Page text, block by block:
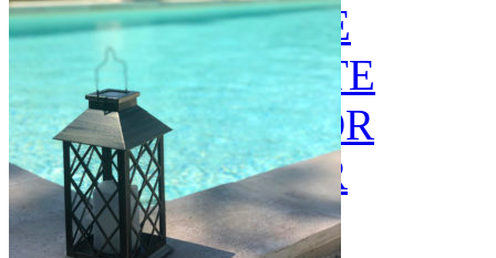
GOLD SUITE
GREEN SUITE
BLUE JUNIOR
RED JUNIOR
ESPERIENZE